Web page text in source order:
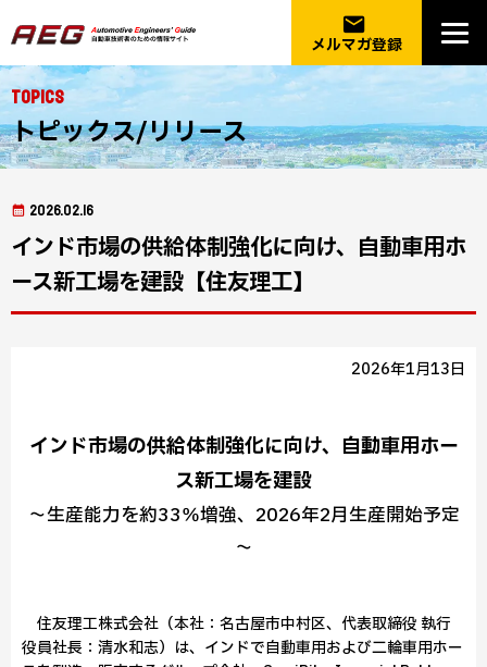
email
メルマガ登録
Topics
トピックス/リリース
2026.02.16
インド市場の供給体制強化に向け、自動車用ホ
ース新工場を建設【住友理工】
2026年1月13日
インド市場の供給体制強化に向け、自動車用ホー
ス新工場を建設
～生産能力を約33％増強、2026年2月生産開始予定
～
住友理工株式会社（本社：名古屋市中村区、代表取締役 執行
役員社長：清水和志）は、インドで自動車用および二輪車用ホー